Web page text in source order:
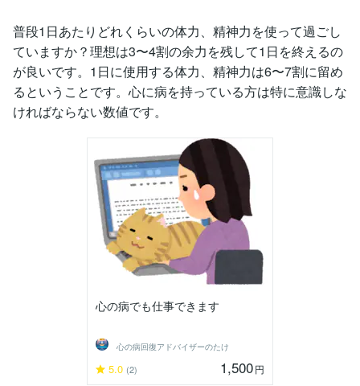
普段1日あたりどれくらいの体力、精神力を使って過ごし
ていますか？理想は3〜4割の余力を残して1日を終えるの
が良いです。1日に使用する体力、精神力は6〜7割に留め
るということです。心に病を持っている方は特に意識しな
ければならない数値です。
心の病でも仕事できます
心の病回復アドバイザーのたけ
5.0 (2) 1,500円